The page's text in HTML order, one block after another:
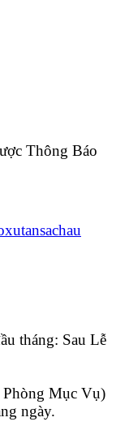
Thông Báo
tháng: Sau Lễ
Phòng Mục Vụ)
ngày.